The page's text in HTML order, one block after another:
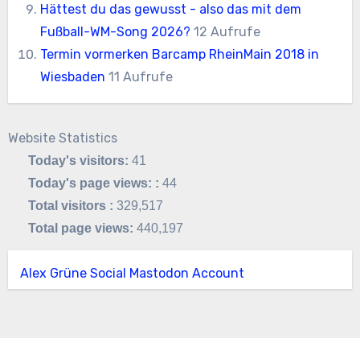
Hättest du das gewusst - also das mit dem
Fußball-WM-Song 2026? 12 Aufrufe
Termin vormerken Barcamp RheinMain 2018 in
Wiesbaden 11 Aufrufe
Website Statistics
Today's visitors:41
Today's page views: :44
Total visitors :329,517
Total page views:440,197
Alex Grüne Social Mastodon Account